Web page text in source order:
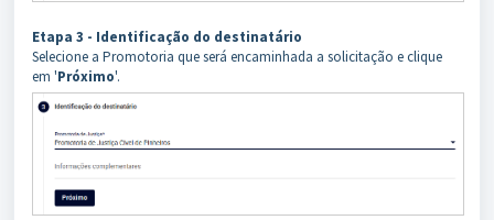
Etapa 3 - Identificação do destinatário
Selecione a Promotoria que será encaminhada a solicitação e clique
em 'Próximo'.